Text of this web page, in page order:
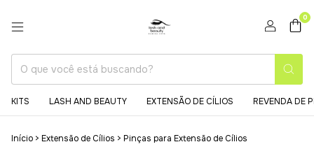
0
KITS LASH AND BEAUTY EXTENSÃO DE CÍLIOS REVENDA DE
Início > Extensão de Cílios > Pinças para Extensão de Cílios